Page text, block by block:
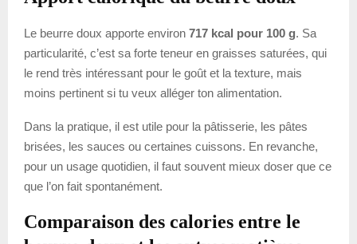
Le beurre doux apporte environ 717 kcal pour 100 g. Sa
particularité, c’est sa forte teneur en graisses saturées, qui
le rend très intéressant pour le goût et la texture, mais
moins pertinent si tu veux alléger ton alimentation.
Dans la pratique, il est utile pour la pâtisserie, les pâtes
brisées, les sauces ou certaines cuissons. En revanche,
pour un usage quotidien, il faut souvent mieux doser que ce
que l’on fait spontanément.
Comparaison des calories entre le